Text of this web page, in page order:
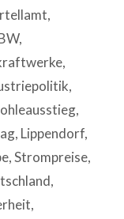
,
,
,
,
,
, Lippendorf,
,Strompreise,
,
,